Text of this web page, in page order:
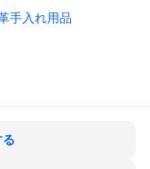
では、欠品・完売の
ャンセルは固くお断
手入れ用品